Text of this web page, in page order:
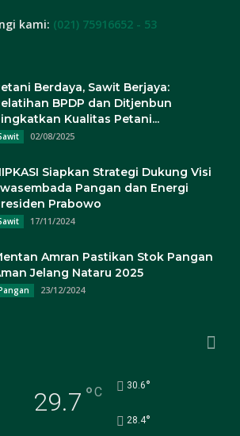
kami: (021) 75916652 - 53
Berdaya, Sawit Berjaya:
BPDP dan Ditjenbun
Kualitas Petani...
02/08/2025
Siapkan Strategi Dukung Visi
Pangan dan Energi
Prabowo
17/11/2024
Amran Pastikan Stok Pangan
Jelang Nataru 2025
23/12/2024
29.7 °C 30.6°
28.4°